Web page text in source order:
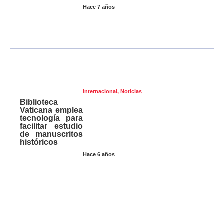
Hace 7 años
Internacional, Noticias
Hace 6 años
Biblioteca
Vaticana emplea
tecnología para
facilitar estudio
de manuscritos
históricos